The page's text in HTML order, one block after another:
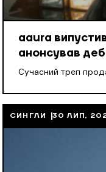
aaura
анонсував
Cучасний треп
СИНГЛИ 30 ЛИП,